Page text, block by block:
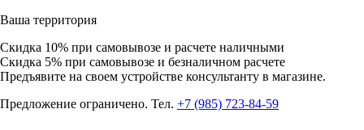
Ваша территория
Скидка 10% при самовывозе и расчете наличными
Скидка 5% при самовывозе и безналичном расчете
Предъявите на своем устройстве консультанту в магазине.
Предложение ограничено. Тел. +7 (985) 723-84-59